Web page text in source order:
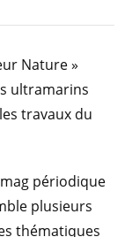
Nature »
ultramarins
travaux du
périodique
plusieurs
thématiques